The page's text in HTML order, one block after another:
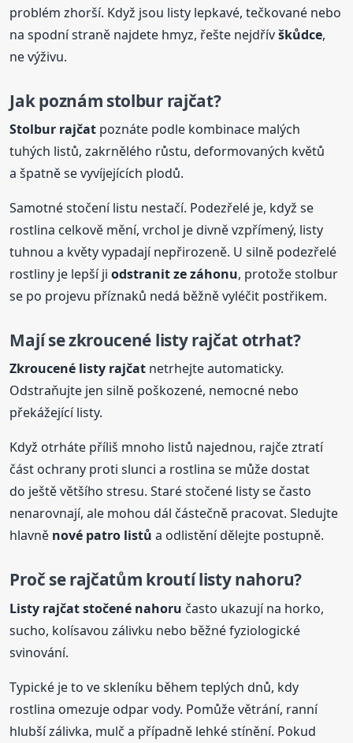
problém zhorší. Když jsou listy lepkavé, tečkované nebo
na spodní straně najdete hmyz, řešte nejdřívškůdce,
ne výživu.
Jak poznám stolbur rajčat?
Stolbur rajčat poznáte podle kombinace malých
tuhých listů, zakrnělého růstu, deformovaných květů
a špatně se vyvíjejících plodů.
Samotné stočení listu nestačí. Podezřelé je, když se
rostlina celkově mění, vrchol je divně vzpřímený, listy
tuhnou a květy vypadají nepřirozeně. U silně podezřelé
rostliny je lepší jiodstranit ze záhonu, protože stolbur
se po projevu příznaků nedá běžně vyléčit postřikem.
Mají se zkroucené listy rajčat otrhat?
Zkroucené listy rajčat netrhejte automaticky.
Odstraňujte jen silně poškozené, nemocné nebo
překážející listy.
Když otrháte příliš mnoho listů najednou, rajče ztratí
část ochrany proti slunci a rostlina se může dostat
do ještě většího stresu. Staré stočené listy se často
nenarovnají, ale mohou dál částečně pracovat. Sledujte
hlavně nové patro listů a odlistění dělejte postupně.
Proč se rajčatům kroutí listy nahoru?
Listy rajčat stočené nahoru často ukazují na horko,
sucho, kolísavou zálivku nebo běžné fyziologické
svinování.
Typické je to ve skleníku během teplých dnů, kdy
rostlina omezuje odpar vody. Pomůže větrání, ranní
hlubší zálivka, mulč a případně lehké stínění. Pokud